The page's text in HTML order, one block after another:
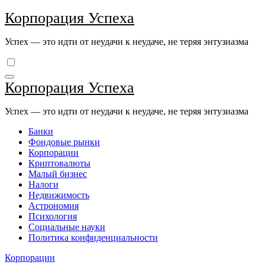
Перейти
к
Корпорация Успеха
Успех — это идти от неудачи к неудаче, не теряя энтузиазма
Корпорация Успеха
Успех — это идти от неудачи к неудаче, не теряя энтузиазма
Банки
Фондовые рынки
Корпорации
Криптовалюты
Малый бизнес
Налоги
Недвижимость
Астрономия
Психология
Социальные науки
Политика конфиденциальности
Корпорации